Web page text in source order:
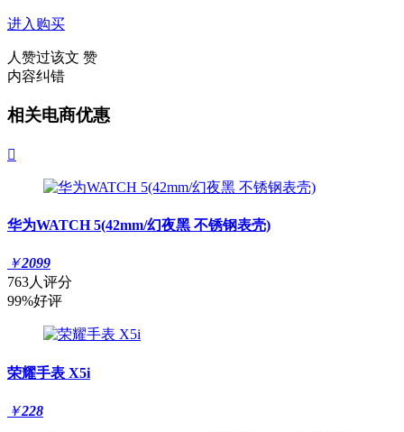
进入购买
人赞过该文 赞
内容纠错
相关电商优惠

华为WATCH 5(42mm/幻夜黑 不锈钢表壳)
￥2099
763人评分
99%好评
荣耀手表 X5i
￥228